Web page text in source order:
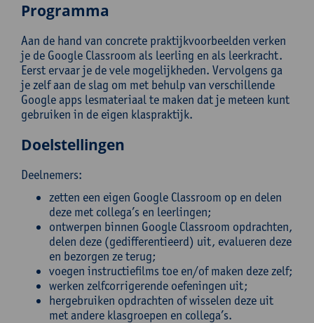
Programma
Aan de hand van concrete praktijkvoorbeelden verken
je de Google Classroom als leerling en als leerkracht.
Eerst ervaar je de vele mogelijkheden. Vervolgens ga
je zelf aan de slag om met behulp van verschillende
Google apps lesmateriaal te maken dat je meteen kunt
gebruiken in de eigen klaspraktijk.
Doelstellingen
Deelnemers:
zetten een eigen Google Classroom op en delen
deze met collega’s en leerlingen;
ontwerpen binnen Google Classroom opdrachten,
delen deze (gedifferentieerd) uit, evalueren deze
en bezorgen ze terug;
voegen instructiefilms toe en/of maken deze zelf;
werken zelfcorrigerende oefeningen uit;
hergebruiken opdrachten of wisselen deze uit
met andere klasgroepen en collega’s.